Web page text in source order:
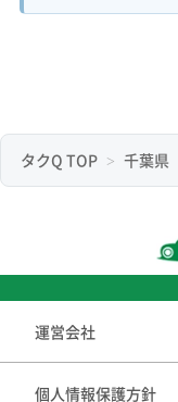
タクQ TOP 千葉県
運営会社
個人情報保護方針